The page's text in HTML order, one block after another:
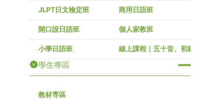
JLPT日文檢定班 商用日語班
開口說日語班 個人家教班
小學日語班 線上課程｜五十音、初級～高級
學生專區
教材専區